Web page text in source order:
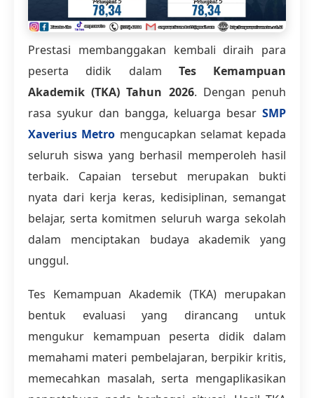
Prestasi membanggakan kembali diraih para
peserta didik dalam Tes Kemampuan
Akademik (TKA) Tahun 2026. Dengan penuh
rasa syukur dan bangga, keluarga besar SMP
Xaverius Metro mengucapkan selamat kepada
seluruh siswa yang berhasil memperoleh hasil
terbaik. Capaian tersebut merupakan bukti
nyata dari kerja keras, kedisiplinan, semangat
belajar, serta komitmen seluruh warga sekolah
dalam menciptakan budaya akademik yang
unggul.
Tes Kemampuan Akademik (TKA) merupakan
bentuk evaluasi yang dirancang untuk
mengukur kemampuan peserta didik dalam
memahami materi pembelajaran, berpikir kritis,
memecahkan masalah, serta mengaplikasikan